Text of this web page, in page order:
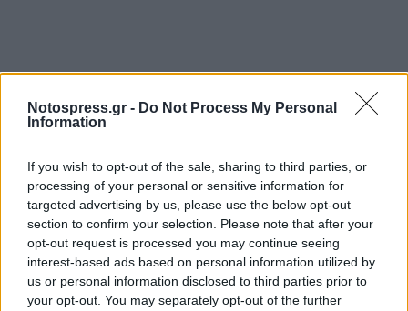
Notospress.gr - Do Not Process My Personal
Information
If you wish to opt-out of the sale, sharing to third parties, or
processing of your personal or sensitive information for
targeted advertising by us, please use the below opt-out
section to confirm your selection. Please note that after your
opt-out request is processed you may continue seeing
interest-based ads based on personal information utilized by
us or personal information disclosed to third parties prior to
your opt-out. You may separately opt-out of the further